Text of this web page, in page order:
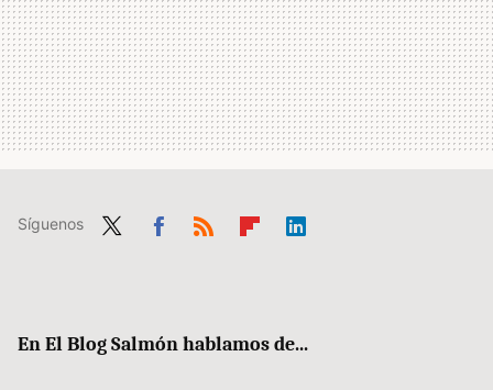
Síguenos
En El Blog Salmón hablamos de...